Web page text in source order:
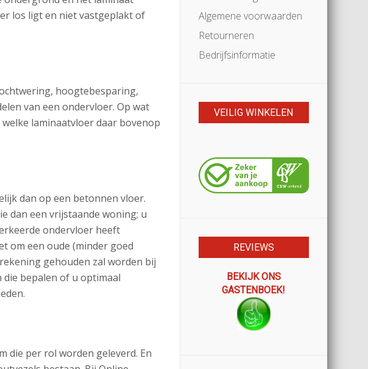
los ligt en niet vastgeplakt of
hoogtebesparing,
van een ondervloer. Op wat
laminaatvloer daar bovenop
dan op een betonnen vloer.
dan een vrijstaande woning; u
ondervloer heeft
om een oude (minder goed
gehouden zal worden bij
die bepalen of u optimaal
die per rol worden geleverd. En
Algemene voorwaarden
Retourneren
Bedrijfsinformatie
VEILIG WINKELEN
REVIEWS
BEKIJK ONS
GASTENBOEK!